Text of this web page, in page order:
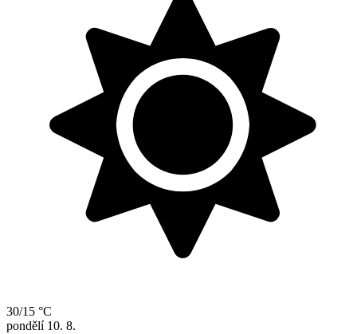
30/15 °C
pondělí 10. 8.